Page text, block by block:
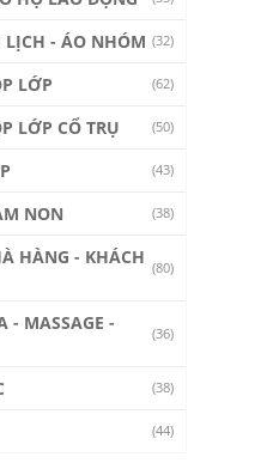
- ÁO NHÓM (32)
LỚP (62)
LỚP CỔ TRỤ (50)
(43)
NON (38)
HÀNG - KHÁCH (80)
- MASSAGE -
(36)
(38)
(44)